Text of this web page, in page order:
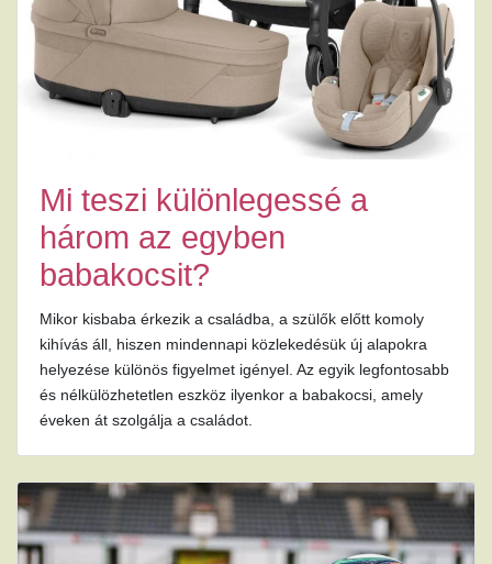
Mi teszi különlegessé a
három az egyben
babakocsit?
Mikor kisbaba érkezik a családba, a szülők előtt komoly
kihívás áll, hiszen mindennapi közlekedésük új alapokra
helyezése különös figyelmet igényel. Az egyik legfontosabb
és nélkülözhetetlen eszköz ilyenkor a babakocsi, amely
éveken át szolgálja a családot.